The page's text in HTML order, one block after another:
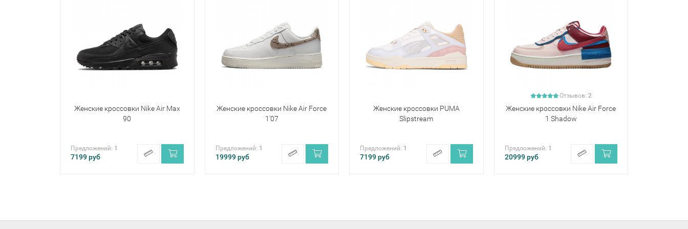
Женские кроссовки Nike Air Max
90
Предложений: 1
7199руб
Женские кроссовки Nike Air Force
1'07
Предложений: 1
19999руб
Женские кроссовки PUMA
Slipstream
Предложений: 1
7199руб
Отзывов: 2
Женские кроссовки Nike Air Force
1 Shadow
Предложений: 1
20999руб